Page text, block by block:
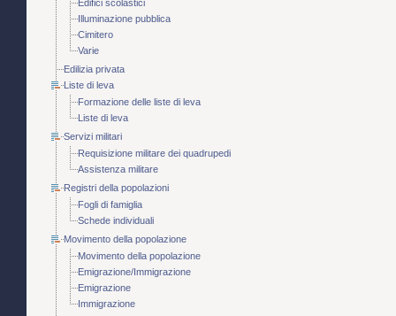
Edifici scolastici
Illuminazione pubblica
Cimitero
Varie
Edilizia privata
Liste di leva
Formazione delle liste di leva
Liste di leva
Servizi militari
Requisizione militare dei quadrupedi
Assistenza militare
Registri della popolazioni
Fogli di famiglia
Schede individuali
Movimento della popolazione
Movimento della popolazione
Emigrazione/Immigrazione
Emigrazione
Immigrazione